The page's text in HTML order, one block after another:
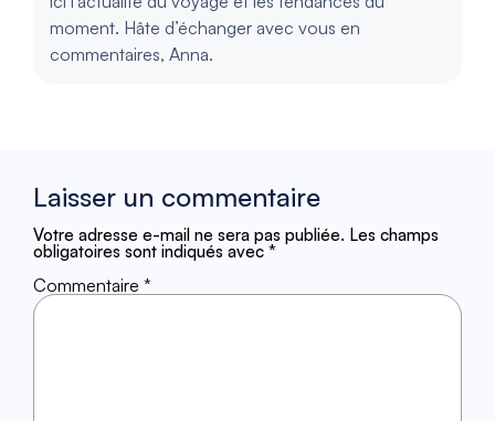
moment. Hâte d’échanger avec vous en
commentaires, Anna.
Laisser un commentaire
Votre adresse e-mail ne sera pas publiée. Les champs
obligatoires sont indiqués avec *
Commentaire *